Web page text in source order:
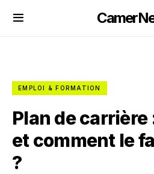
EMPLOI & FORMATION
Plan de carrière
et comment le
?